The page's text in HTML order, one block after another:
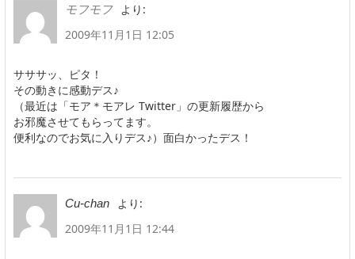
モフモフ
より:
2009年11月1日 12:05
サササッ、ピタ！
その動きに感動デス♪
（最近は「モア＊モアレ Twitter」の更新履歴から
お邪魔させてもらってます。
便利なのでお気に入りデス♪）面白かったデス！
Cu-chan
より:
2009年11月1日 12:44